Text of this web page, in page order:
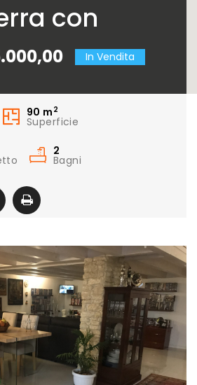
con
zona
In Vendita
90 m 2
Superficie
2
Bagni